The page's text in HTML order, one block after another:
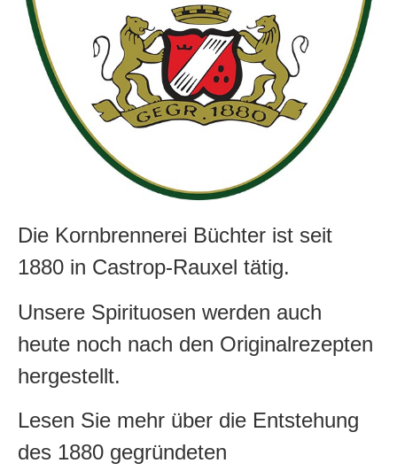
Die Kornbrennerei Büchter ist seit
1880 in Castrop-Rauxel tätig.
Unsere Spirituosen werden auch
heute noch nach den Originalrezepten
hergestellt.
Lesen Sie mehr über die Entstehung
des 1880 gegründeten